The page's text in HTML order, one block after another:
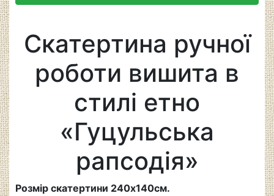
Скатертина ручної
роботи вишита в
стилі етно
«Гуцульська
рапсодія»
Розмір скатертини 240х140см.